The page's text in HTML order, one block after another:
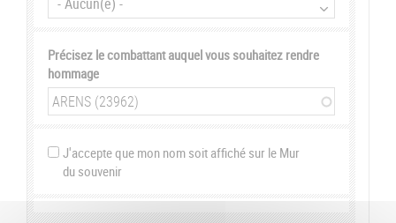
Précisez le combattant auquel vous souhaitez rendre
hommage
J'accepte que mon nom soit affiché sur le Mur
du souvenir